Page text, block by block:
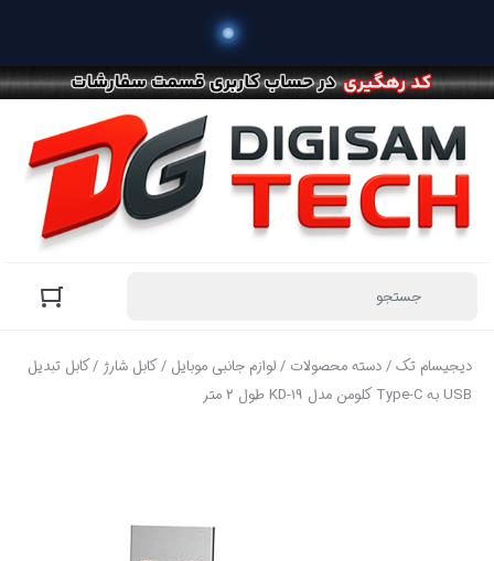
دیجیسام تک/دسته محصولات /لوازم جانبی موبایل /کابل شارژ / کابل تبدیل
USB به Type-C کلومن مدل KD-19 طول 2 متر